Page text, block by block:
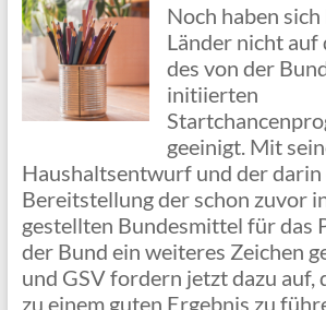
Noch haben
Länder nicht auf
des von der
initiierten
geeinigt. Mit
Haushaltsentwurf und der
Bereitstellung der schon zuvor
gestellten Bundesmittel für das
der Bund ein weiteres Zeichen
und GSV fordern jetzt dazu auf,
zu einem guten Ergebnis zu